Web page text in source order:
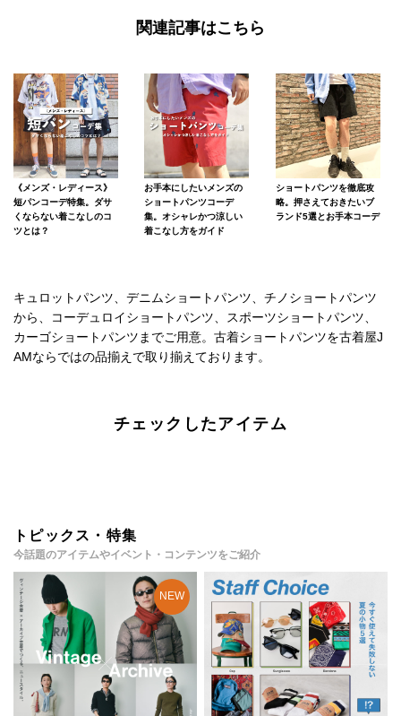
関連記事はこちら
《メンズ・レディース》
短パンコーデ特集。ダサ
くならない着こなしのコ
ツとは？
お手本にしたいメンズの
ショートパンツコーデ
集。オシャレかつ涼しい
着こなし方をガイド
ショートパンツを徹底攻
略。押さえておきたいブ
ランド5選とお手本コーデ
キュロットパンツ、デニムショートパンツ、チノショートパンツ
から、コーデュロイショートパンツ、スポーツショートパンツ、
カーゴショートパンツまでご用意。古着ショートパンツを古着屋J
AMならではの品揃えで取り揃えております。
チェックしたアイテム
トピックス・特集
今話題のアイテムやイベント・コンテンツをご紹介